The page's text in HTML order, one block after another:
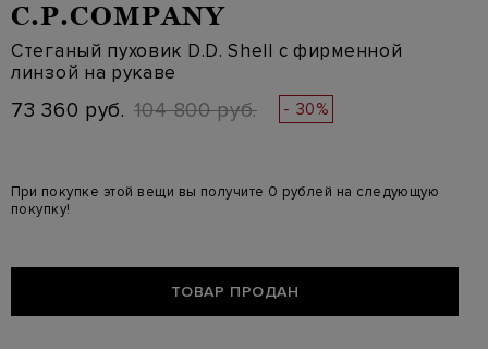
C.P.COMPANY
Стеганый пуховик D.D. Shell с фирменной
линзой на рукаве
73 360 руб. 104 800 руб. - 30%
При покупке этой вещи вы получите 0 рублей на следующую
покупку!
ТОВАР ПРОДАН